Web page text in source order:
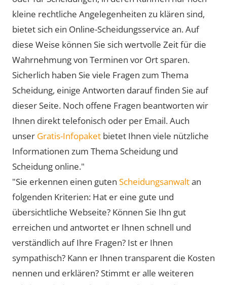
kleine rechtliche Angelegenheiten zu klären sind,
bietet sich ein Online-Scheidungsservice an. Auf
diese Weise können Sie sich wertvolle Zeit für die
Wahrnehmung von Terminen vor Ort sparen.
Sicherlich haben Sie viele Fragen zum Thema
Scheidung, einige Antworten darauf finden Sie auf
dieser Seite. Noch offene Fragen beantworten wir
Ihnen direkt telefonisch oder per Email. Auch
unser Gratis-Infopaket bietet Ihnen viele nützliche
Informationen zum Thema Scheidung und
Scheidung online."
"Sie erkennen einen guten Scheidungsanwaltan
folgenden Kriterien: Hat er eine gute und
übersichtliche Webseite? Können Sie Ihn gut
erreichen und antwortet er Ihnen schnell und
verständlich auf Ihre Fragen? Ist er Ihnen
sympathisch? Kann er Ihnen transparent die Kosten
nennen und erklären? Stimmt er alle weiteren